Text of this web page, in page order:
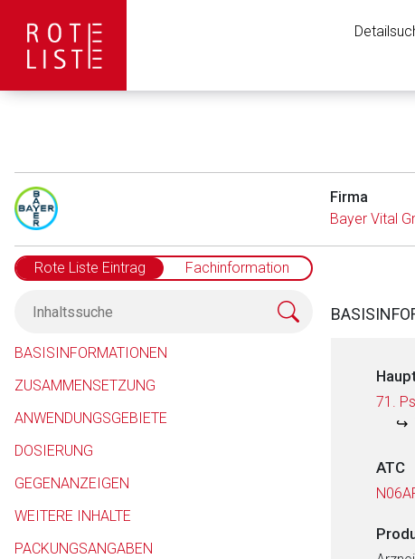
Firma
Bayer Vital
Rote Liste Eintrag Fachinformation
BASISINFORMATIONEN
ZUSAMMENSETZUNG
ANWENDUNGSGEBIETE
DOSIERUNG
GEGENANZEIGEN
WEITERE INHALTE
PACKUNGSANGABEN
71.
ATC